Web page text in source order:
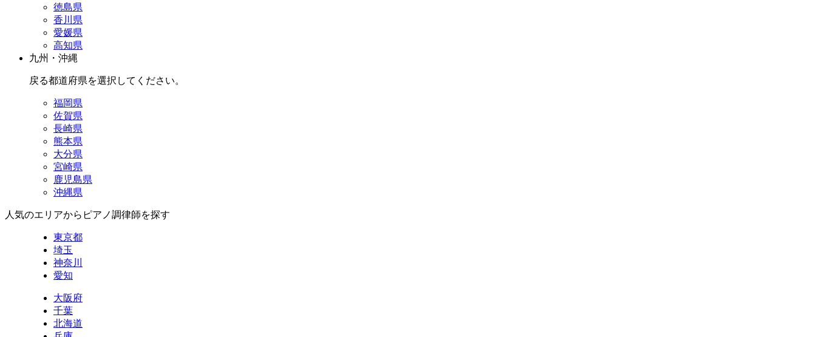
徳島県
香川県
愛媛県
高知県
九州・沖縄
戻る都道府県を選択してください。
福岡県
佐賀県
長崎県
熊本県
大分県
宮崎県
鹿児島県
沖縄県
人気のエリアからピアノ調律師を探す
東京都
埼玉
神奈川
愛知
大阪府
千葉
北海道